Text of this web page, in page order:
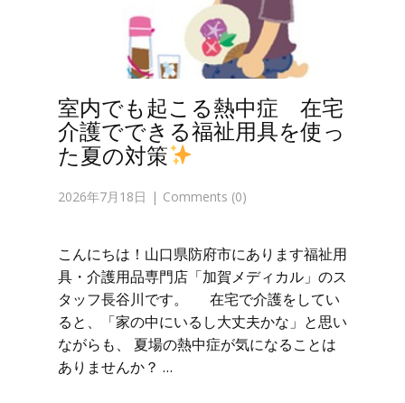
室内でも起こる熱中症 在宅
介護でできる福祉用具を使っ
た夏の対策
2026年7月18日 Comments (0)
こんにちは！山口県防府市にあります福祉用
具・介護用品専門店「加賀メディカル」のス
タッフ長谷川です。 在宅で介護をしてい
ると、「家の中にいるし大丈夫かな」と思い
ながらも、 夏場の熱中症が気になることは
ありませんか？ …